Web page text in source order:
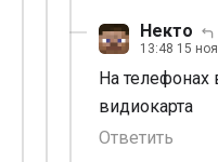
Некто
13:48 15
На телефонах
видиокарта
Ответить